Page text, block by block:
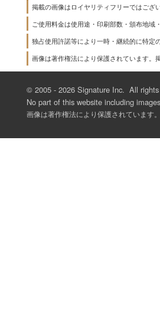
掲載の画像はロイヤリティフリーではござ
ご使用料金は使用途・印刷部数・頒布地
独占使用許諾等により一時・継続的に特定
画像は著作権法により保護されています。
© 2005 - 2026 Signature Inc. All rights
No part of this website including
画像は著作権法により保護されています